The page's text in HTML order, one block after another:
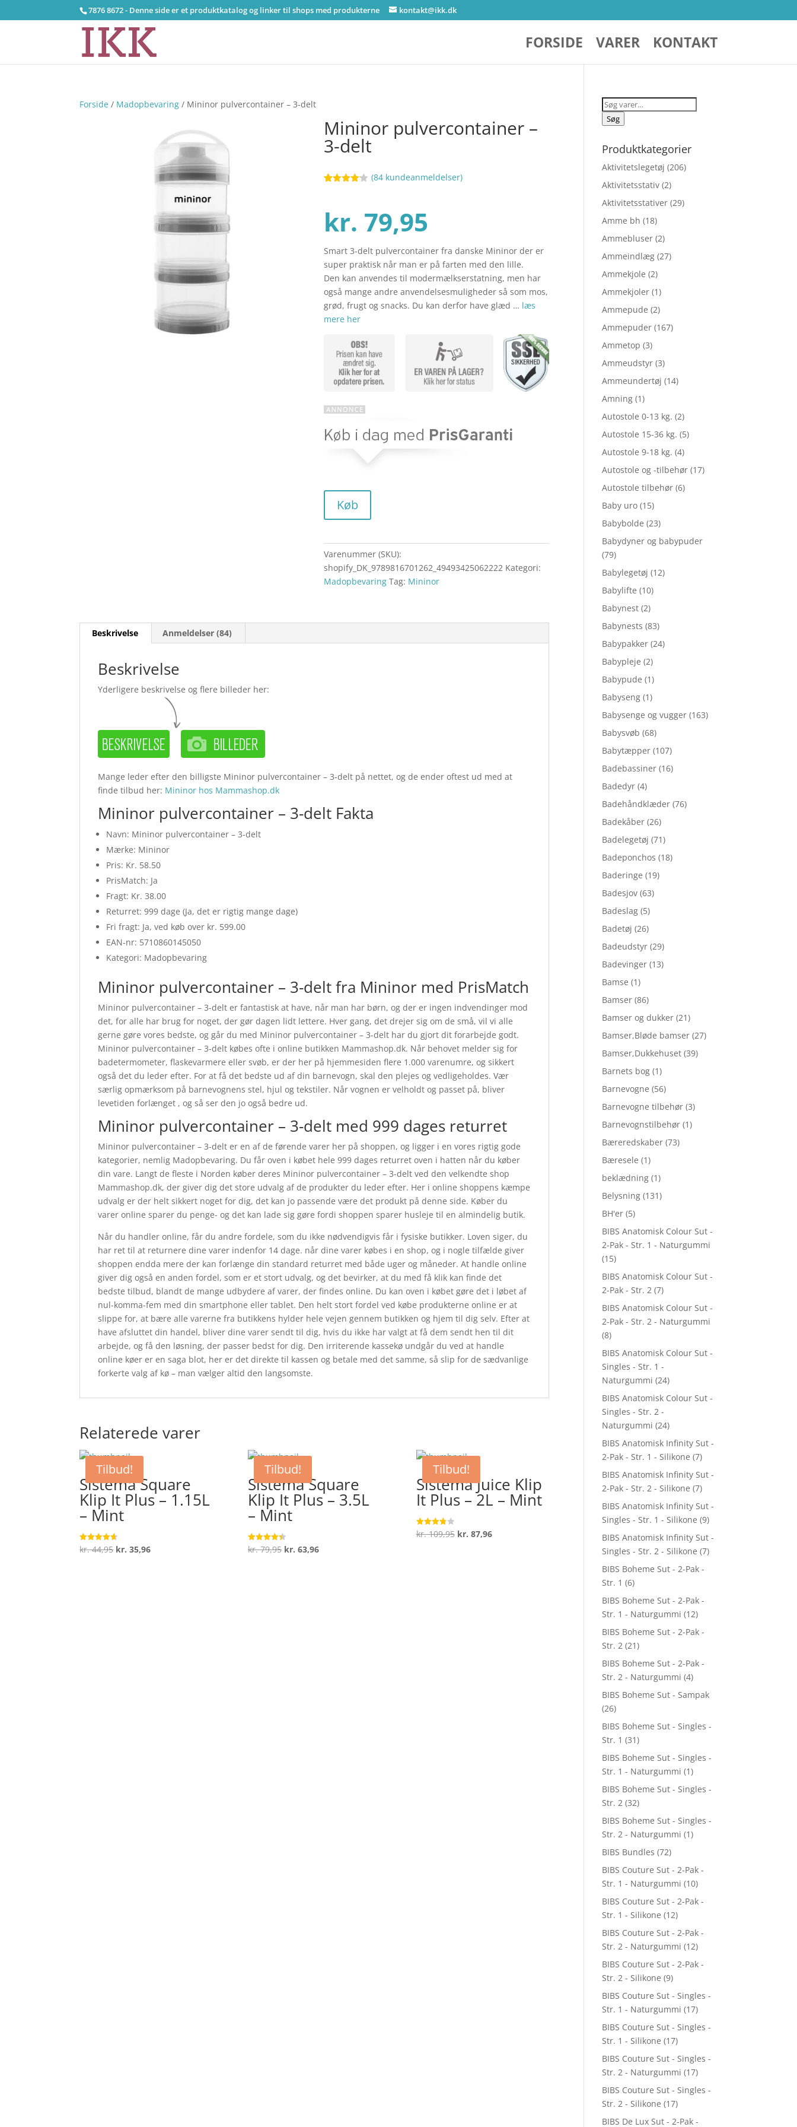
7876 8672 - Denne side er et produktkatalog og linker til shops med produkterne kontakt@ikk.dk
FORSIDE VARER KONTAKT
Forside / Madopbevaring / Mininor pulvercontainer – 3-delt
Mininor pulvercontainer –
3-delt
baseret
på
kundebedø
(84kundeanmeldelser)
kr. 79,95
Smart 3-delt pulvercontainer fra danske Mininor der er
super praktisk når man er på farten med den lille.
Den kan anvendes til modermælkserstatning, men har
også mange andre anvendelsesmuligheder så som mos,
grød, frugt og snacks. Du kan derfor have glæd … læs
mere her
Køb
Varenummer (SKU):
shopify_DK_9789816701262_49493425062222 Kategori:
Madopbevaring Tag: Mininor
Beskrivelse Anmeldelser (84)
Beskrivelse
Yderligere beskrivelse og flere billeder her:
Mange leder efter den billigste Mininor pulvercontainer – 3-delt på nettet, og de ender oftest ud med at
finde tilbud her: Mininor hos Mammashop.dk
Mininor pulvercontainer – 3-delt Fakta
Navn: Mininor pulvercontainer – 3-delt
Mærke: Mininor
Pris: Kr. 58.50
PrisMatch: Ja
Fragt: Kr. 38.00
Returret: 999 dage (Ja, det er rigtig mange dage)
Fri fragt: Ja, ved køb over kr. 599.00
EAN-nr: 5710860145050
Kategori: Madopbevaring
Mininor pulvercontainer – 3-delt fra Mininor med PrisMatch
Mininor pulvercontainer – 3-delt er fantastisk at have, når man har børn, og der er ingen indvendinger mod
det, for alle har brug for noget, der gør dagen lidt lettere. Hver gang, det drejer sig om de små, vil vi alle
gerne gøre vores bedste, og går du med Mininor pulvercontainer – 3-delt har du gjort dit forarbejde godt.
Mininor pulvercontainer – 3-delt købes ofte i online butikken Mammashop.dk. Når behovet melder sig for
badetermometer, flaskevarmere eller svøb, er der her på hjemmesiden flere 1.000 varenumre, og sikkert
også det du leder efter. For at få det bedste ud af din barnevogn, skal den plejes og vedligeholdes. Vær
særlig opmærksom på barnevognens stel, hjul og tekstiler. Når vognen er velholdt og passet på, bliver
levetiden forlænget , og så ser den jo også bedre ud.
Mininor pulvercontainer – 3-delt med 999 dages returret
Mininor pulvercontainer – 3-delt er en af de førende varer her på shoppen, og ligger i en vores rigtig gode
kategorier, nemlig Madopbevaring. Du får oven i købet hele 999 dages returret oven i hatten når du køber
din vare. Langt de fleste i Norden køber deres Mininor pulvercontainer – 3-delt ved den velkendte shop
Mammashop.dk, der giver dig det store udvalg af de produkter du leder efter. Her i online shoppens kæmpe
udvalg er der helt sikkert noget for dig, det kan jo passende være det produkt på denne side. Køber du
varer online sparer du penge- og det kan lade sig gøre fordi shoppen sparer husleje til en almindelig butik.
Når du handler online, får du andre fordele, som du ikke nødvendigvis får i fysiske butikker. Loven siger, du
har ret til at returnere dine varer indenfor 14 dage. når dine varer købes i en shop, og i nogle tilfælde giver
shoppen endda mere der kan forlænge din standard returret med både uger og måneder. At handle online
giver dig også en anden fordel, som er et stort udvalg, og det bevirker, at du med få klik kan finde det
bedste tilbud, blandt de mange udbydere af varer, der findes online. Du kan oven i købet gøre det i løbet af
nul-komma-fem med din smartphone eller tablet. Den helt stort fordel ved købe produkterne online er at
slippe for, at bære alle varerne fra butikkens hylder hele vejen gennem butikken og hjem til dig selv. Efter at
have afsluttet din handel, bliver dine varer sendt til dig, hvis du ikke har valgt at få dem sendt hen til dit
arbejde, og få den løsning, der passer bedst for dig. Den irriterende kassekø undgår du ved at handle
online køer er en saga blot, her er det direkte til kassen og betale med det samme, så slip for de sædvanlige
forkerte valg af kø – man vælger altid den langsomste.
Relaterede varer
Tilbud!
Sistema Square
Klip It Plus – 1.15L
– Mint
Vurderet
4.6
kr.44,95 Den
kr. 35,96Den
Tilbud!
Sistema Square
Klip It Plus – 3.5L
– Mint
Vurderet
4.4
kr.79,95 Den
kr. 63,96Den
Tilbud!
Sistema Juice Klip
It Plus – 2L – Mint
Vurderet
3.8
kr.109,95 Den
kr. 87,96Den
Søg
efter:
Søg
Produktkategorier
Aktivitetslegetøj (206)
Aktivitetsstativ (2)
Aktivitetsstativer (29)
Amme bh (18)
Ammebluser (2)
Ammeindlæg (27)
Ammekjole (2)
Ammekjoler (1)
Ammepude (2)
Ammepuder (167)
Ammetop (3)
Ammeudstyr (3)
Ammeundertøj (14)
Amning (1)
Autostole 0-13 kg. (2)
Autostole 15-36 kg. (5)
Autostole 9-18 kg. (4)
Autostole og -tilbehør (17)
Autostole tilbehør (6)
Baby uro (15)
Babybolde (23)
Babydyner og babypuder
(79)
Babylegetøj (12)
Babylifte (10)
Babynest (2)
Babynests (83)
Babypakker (24)
Babypleje (2)
Babypude (1)
Babyseng (1)
Babysenge og vugger (163)
Babysvøb (68)
Babytæpper (107)
Badebassiner (16)
Badedyr (4)
Badehåndklæder (76)
Badekåber (26)
Badelegetøj (71)
Badeponchos (18)
Baderinge (19)
Badesjov (63)
Badeslag (5)
Badetøj (26)
Badeudstyr (29)
Badevinger (13)
Bamse (1)
Bamser (86)
Bamser og dukker (21)
Bamser,Bløde bamser (27)
Bamser,Dukkehuset (39)
Barnets bog (1)
Barnevogne (56)
Barnevogne tilbehør (3)
Barnevognstilbehør (1)
Bæreredskaber (73)
Bæresele (1)
beklædning (1)
Belysning (131)
BH'er (5)
BIBS Anatomisk Colour Sut -
2-Pak - Str. 1 - Naturgummi
(15)
BIBS Anatomisk Colour Sut -
2-Pak - Str. 2 (7)
BIBS Anatomisk Colour Sut -
2-Pak - Str. 2 - Naturgummi
(8)
BIBS Anatomisk Colour Sut -
Singles - Str. 1 -
Naturgummi (24)
BIBS Anatomisk Colour Sut -
Singles - Str. 2 -
Naturgummi (24)
BIBS Anatomisk Infinity Sut -
2-Pak - Str. 1 - Silikone (7)
BIBS Anatomisk Infinity Sut -
2-Pak - Str. 2 - Silikone (7)
BIBS Anatomisk Infinity Sut -
Singles - Str. 1 - Silikone (9)
BIBS Anatomisk Infinity Sut -
Singles - Str. 2 - Silikone (7)
BIBS Boheme Sut - 2-Pak -
Str. 1 (6)
BIBS Boheme Sut - 2-Pak -
Str. 1 - Naturgummi (12)
BIBS Boheme Sut - 2-Pak -
Str. 2 (21)
BIBS Boheme Sut - 2-Pak -
Str. 2 - Naturgummi (4)
BIBS Boheme Sut - Sampak
(26)
BIBS Boheme Sut - Singles -
Str. 1 (31)
BIBS Boheme Sut - Singles -
Str. 1 - Naturgummi (1)
BIBS Boheme Sut - Singles -
Str. 2 (32)
BIBS Boheme Sut - Singles -
Str. 2 - Naturgummi (1)
BIBS Bundles (72)
BIBS Couture Sut - 2-Pak -
Str. 1 - Naturgummi (10)
BIBS Couture Sut - 2-Pak -
Str. 1 - Silikone (12)
BIBS Couture Sut - 2-Pak -
Str. 2 - Naturgummi (12)
BIBS Couture Sut - 2-Pak -
Str. 2 - Silikone (9)
BIBS Couture Sut - Singles -
Str. 1 - Naturgummi (17)
BIBS Couture Sut - Singles -
Str. 1 - Silikone (17)
BIBS Couture Sut - Singles -
Str. 2 - Naturgummi (17)
BIBS Couture Sut - Singles -
Str. 2 - Silikone (17)
BIBS De Lux Sut - 2-Pak -